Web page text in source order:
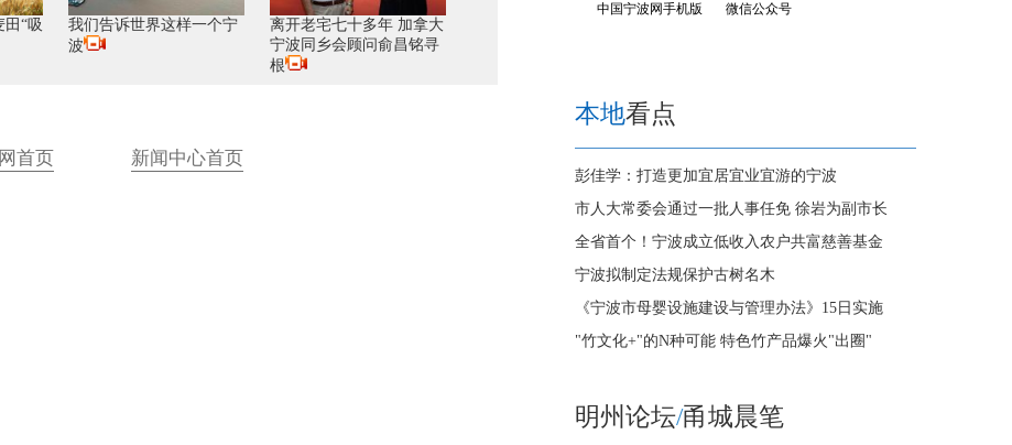
“吸
我们告诉世界这样一个宁
波
离开老宅七十多年 加拿大
宁波同乡会顾问俞昌铭寻
根
首页 新闻中心首页
中国宁波网手机版 微信公众号
本地看点
彭佳学：打造更加宜居宜业宜游的宁波
市人大常委会通过一批人事任免 徐岩为副市长
全省首个！宁波成立低收入农户共富慈善基金
宁波拟制定法规保护古树名木
《宁波市母婴设施建设与管理办法》15日实施
"竹文化+"的N种可能 特色竹产品爆火"出圈"
明州论坛/甬城晨笔